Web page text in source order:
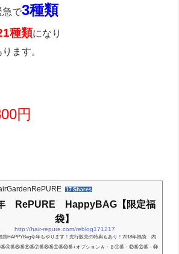
急で3種類
種類になり
ます。
円
17 Shares
RePURE HappyBAG【限定福
袋】
http://hair-repure.com/reblog171217
袋HAPPYBag今年もやります！先行販売の特典もあり！2018年福袋 内
④番⑤番⑥番⑦番⑧番⑨番⑩番+オプションＡ・Ｂ⑪番・⑫番⑬番・⑭